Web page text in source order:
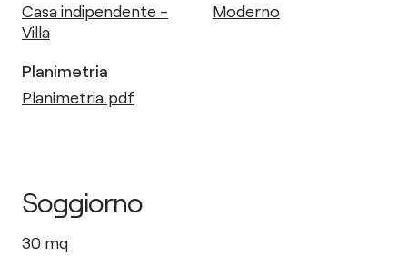
Casa indipendente -
Villa
Moderno
Planimetria
Planimetria.pdf
Soggiorno
30 mq